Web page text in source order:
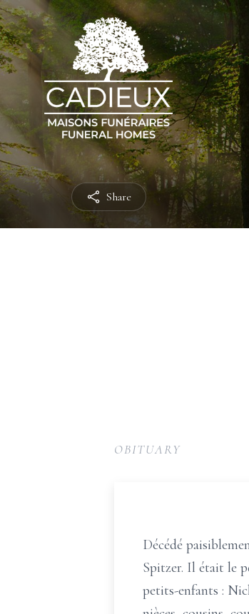
Share
OBITUARY
Décédé
Spitzer. Il était le
petits-enfants :